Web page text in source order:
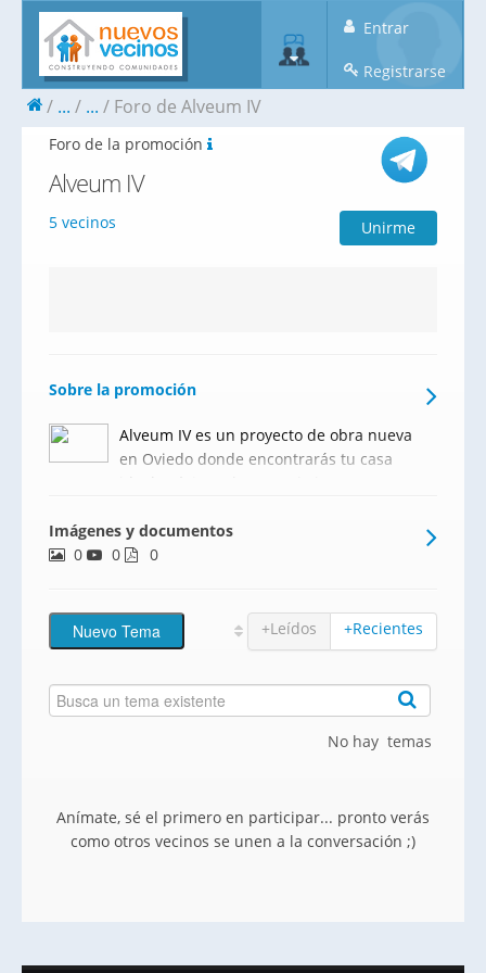
Entrar
Registrarse
... ... Foro de Alveum IV
Foro de la promoción
Alveum IV
5 vecinos Unirme
Sobre la promoción
Alveum IV es un proyecto de obra nueva
en Oviedo donde encontrarás tu casa
compuesta de 88 magníficas viviendas de
distintas tipologías (2, 3 y 4 dormitorios),
Imágenes y documentos
0
0 0
+Leídos +Recientes
No hay temas
Anímate, sé el primero en participar... pronto verás
como otros vecinos se unen a la conversación ;)